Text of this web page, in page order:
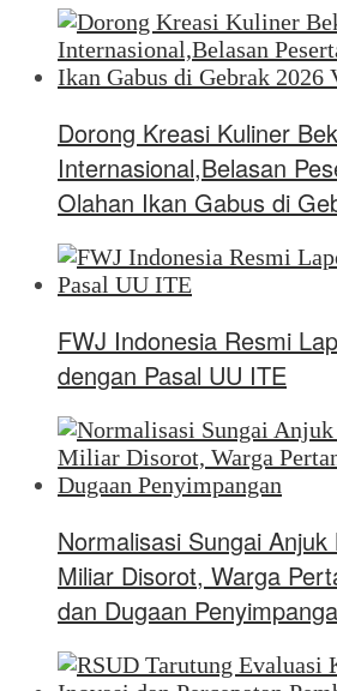
Dorong Kreasi Kuliner
Internasional,Belasan
Olahan Ikan Gabus di
FWJ Indonesia Resmi
dengan Pasal UU ITE
Normalisasi Sungai
Miliar Disorot, Warga
dan Dugaan